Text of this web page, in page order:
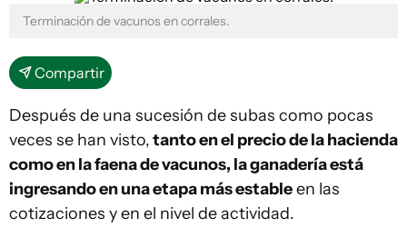
Terminación de vacunos en corrales.
Compartir
Después de una sucesión de subas como pocas
veces se han visto,tanto en el precio de la hacienda
como en la faena de vacunos, la ganadería está
ingresando en una etapa más estableen las
cotizaciones y en el nivel de actividad.